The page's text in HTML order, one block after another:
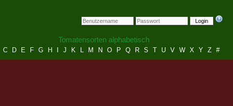
Login
Tomatensorten alphabetisch
C D E F G H J K L M N O P Q R S T U V W X Y Z #